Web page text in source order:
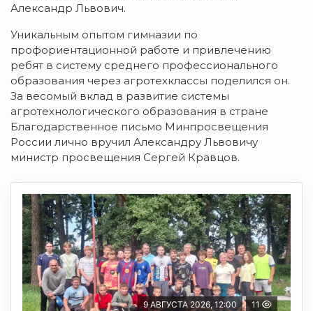
Александр Львович.
Уникальным опытом гимназии по
профориентационной работе и привлечению
ребят в систему среднего профессионального
образования через агротехклассы поделился он.
За весомый вклад в развитие системы
агротехнологического образования в стране
Благодарственное письмо Минпросвещения
России лично вручил Александру Львовичу
министр просвещения Сергей Кравцов.
9 АВГУСТА 2026, 12:00 11